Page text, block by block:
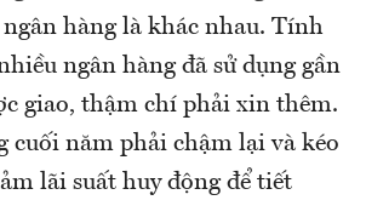
hàng là khác nhau. Tính
ngân hàng đã sử dụng gần
giao, thậm chí phải xin thêm.
cuối năm phải chậm lại và kéo
lãi suất huy động để tiết